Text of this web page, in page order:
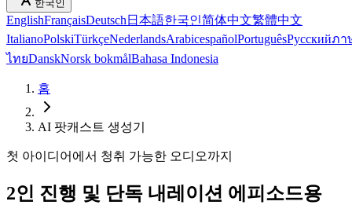
한국인
EnglishFrançaisDeutsch 日本語한국인简体中文繁體中文
ItalianoPolskiTürkçeNederlandsArabicespañolPortuguêsРусскийภา
ไทยDanskNorsk bokmålBahasa Indonesia
홈
AI 팟캐스트 생성기
첫 아이디어에서 청취 가능한 오디오까지
2인 진행 및 단독 내레이션 에피소드용